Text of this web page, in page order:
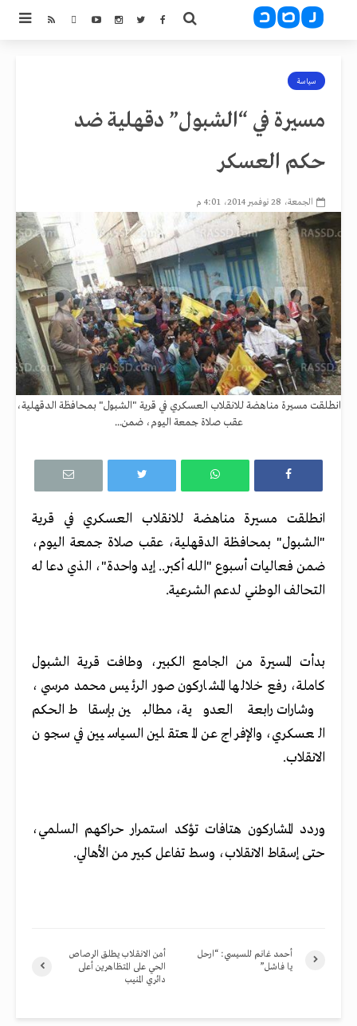
سياسة
مسيرة في “الشبول” دقهلية ضد
حكم العسكر
الجمعة، 28 نوفمبر 2014، 4:01 م
انطلقت مسيرة مناهضة للانقلاب العسكري في قرية "الشبول" بمحافظة الدقهلية،
عقب صلاة جمعة اليوم، ضمن...
انطلقت مسيرة مناهضة للانقلاب العسكري في قرية
"الشبول" بمحافظة الدقهلية، عقب صلاة جمعة اليوم،
ضمن فعاليات أسبوع "الله أكبر.. إيد واحدة"، الذي دعا له
التحالف الوطني لدعم الشرعية.
بدأت المسيرة من الجامع الكبير، وطافت قرية الشبول
كاملة، رفع خلالها المشاركون صور الرئيس محمد مرسي،
وشارات رابعة العدوية، مطالبين بإسقاط الحكم
العسكري، والإفراج عن المعتقلين السياسيين في سجون
الانقلاب.
وردد المشاركون هتافات تؤكد استمرار حراكهم السلمي،
حتى إسقاط الانقلاب، وسط تفاعل كبير من الأهالي.
أمن الانقلاب يطلق الرصاص
الحي على المتظاهرين أعلى
دائري المنيب
أحمد غانم للسيسي: “ارحل
يا فاشل”